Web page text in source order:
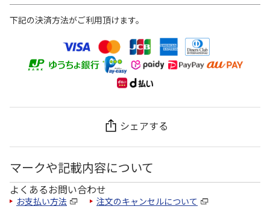
下記の決済方法がご利用頂けます。
シェアする
マークや記載内容について
よくあるお問い合わせ
お支払い方法 注文のキャンセルについて